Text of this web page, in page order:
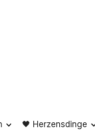
🖤 Herzensdinge